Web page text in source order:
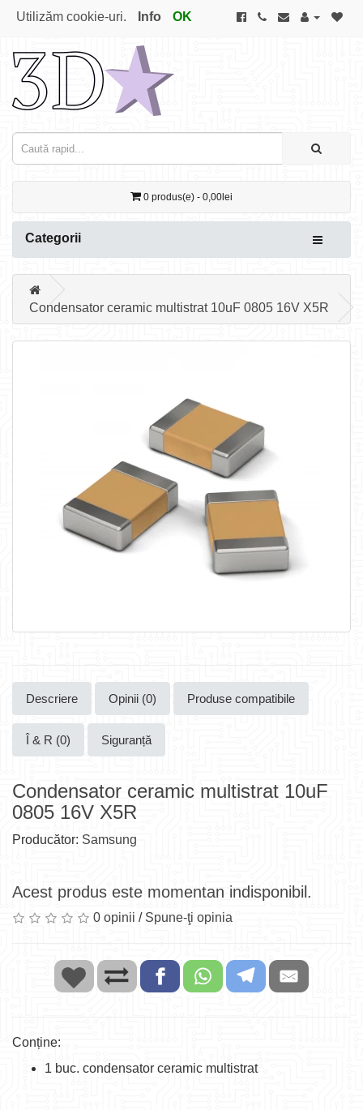
Utilizăm cookie-uri. Info OK
0 produs(e) - 0,00lei
Categorii
Condensator ceramic multistrat 10uF 0805 16V X5R
Descriere Opinii (0) Produse compatibile
Î & R (0) Siguranță
Condensator ceramic multistrat 10uF
0805 16V X5R
Producător: Samsung
Acest produs este momentan indisponibil.
0 opinii / Spune-ţi opinia
Conține:
1 buc. condensator ceramic multistrat